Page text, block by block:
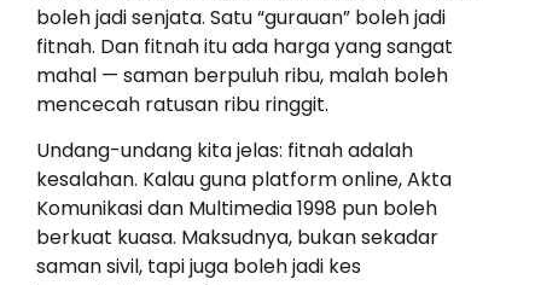
boleh jadi senjata. Satu “gurauan” boleh jadi
fitnah. Dan fitnah itu ada harga yang sangat
mahal — saman berpuluh ribu, malah boleh
mencecah ratusan ribu ringgit.
Undang-undang kita jelas: fitnah adalah
kesalahan. Kalau guna platform online, Akta
Komunikasi dan Multimedia 1998 pun boleh
berkuat kuasa. Maksudnya, bukan sekadar
saman sivil, tapi juga boleh jadi kes